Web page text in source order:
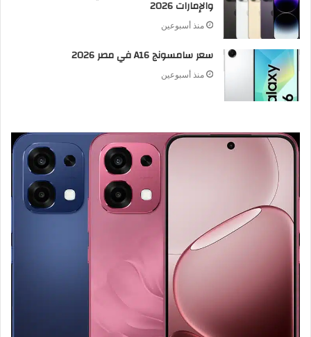
والإمارات 2026
منذ أسبوعين
سعر سامسونج A16 في مصر 2026
منذ أسبوعين